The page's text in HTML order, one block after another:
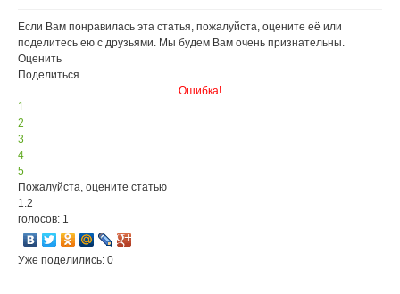
Если Вам понравилась эта статья, пожалуйста, оцените её или
поделитесь ею с друзьями. Мы будем Вам очень признательны.
Оценить
Поделиться
Ошибка!
1
2
3
4
5
Пожалуйста, оцените статью
1.2
голосов: 1
Уже поделились: 0